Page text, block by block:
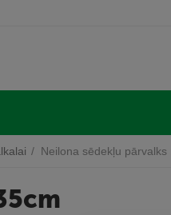
/ Neilona sēdekļu pārvalks